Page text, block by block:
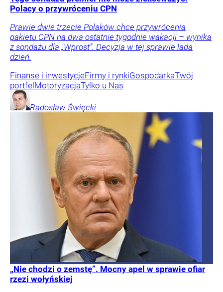
Polacy o przywróceniu CPN
Prawie dwie trzecie Polaków chce przywrócenia
pakietu CPN na dwa ostatnie tygodnie wakacji – wynika
z sondażu dla „Wprost”. Decyzja w tej sprawie lada
dzień.
Finanse i inwestycjeFirmy i rynkiGospodarkaTwój
portfel MotoryzacjaTylko u Nas
Radosław Święcki
„Nie chodzi o zemstę”. Mocny apel w sprawie ofiar
rzezi wołyńskiej